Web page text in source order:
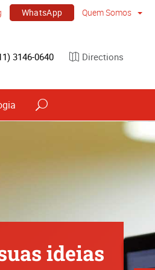
WhatsApp Quem Somos
3146-0640 Directions
ideias